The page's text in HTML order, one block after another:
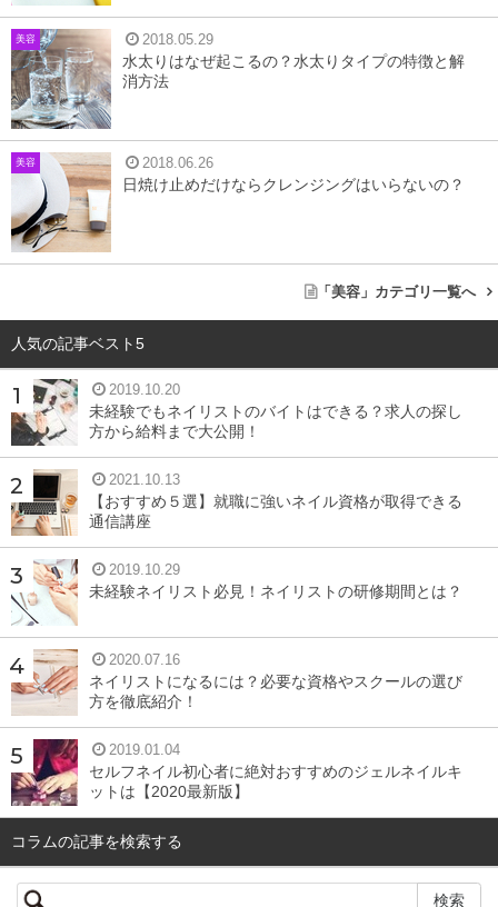
6まとめ
口コミ件数(2019年9/19時点)：
美容 2018.05.29
水太りはなぜ起こるの？水太りタイプの特徴と解
消方法
美容 2018.06.26
日焼け止めだけならクレンジングはいらないの？
「美容」カテゴリ一覧へ
人気の記事ベスト5
2019.10.20
未経験でもネイリストのバイトはできる？求人の探し
方から給料まで大公開！
2021.10.13
【おすすめ５選】就職に強いネイル資格が取得できる
通信講座
2019.10.29
未経験ネイリスト必見！ネイリストの研修期間とは？
2020.07.16
ネイリストになるには？必要な資格やスクールの選び
方を徹底紹介！
2019.01.04
セルフネイル初心者に絶対おすすめのジェルネイルキ
ットは【2020最新版】
コラムの記事を検索する